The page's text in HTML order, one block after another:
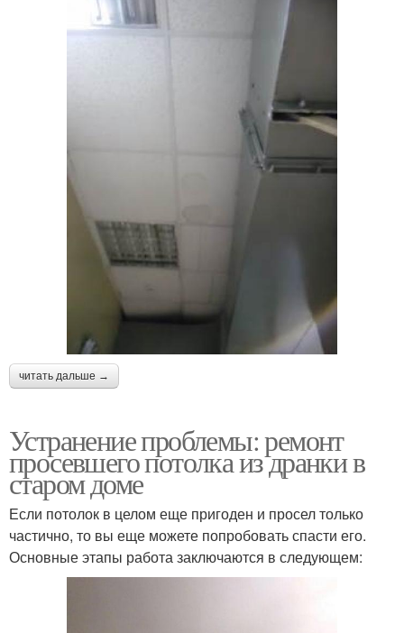
читать дальше →
Устранение проблемы: ремонт
просевшего потолка из дранки в
старом доме
Если потолок в целом еще пригоден и просел только
частично, то вы еще можете попробовать спасти его.
Основные этапы работа заключаются в следующем: